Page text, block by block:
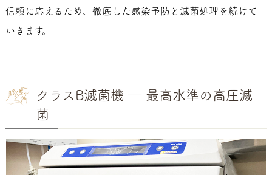
信頼に応えるため、徹底した感染予防と滅菌処理を続けて
いきます。
クラスB滅菌機 ― 最高水準の高圧滅
菌